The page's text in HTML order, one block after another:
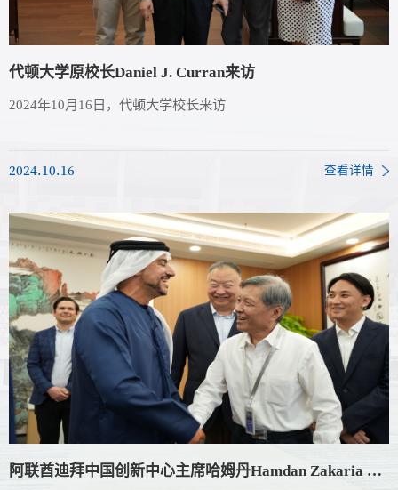
代顿大学原校长Daniel J. Curran来访
2024年10月16日，代顿大学校长来访
2024.10.16 查看详情
阿联酋迪拜中国创新中心主席哈姆丹Hamdan Zakaria Doleh来访我校